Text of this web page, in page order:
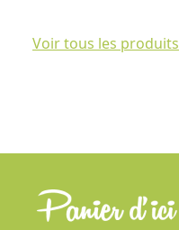
Voir tous les produits